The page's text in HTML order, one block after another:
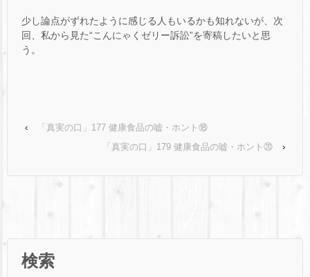
少し論点がずれたように感じる人もいるかも知れないが、次
回、私から見た“こんにゃくゼリー訴訟”を寄稿したいと思
う。
‹
「真実の口」177 健康食品の嘘・ホント⑱
「真実の口」179 健康食品の嘘・ホント⑳
›
検索